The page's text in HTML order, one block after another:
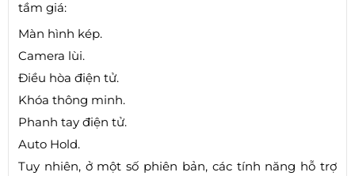
tầm giá:
Màn hình kép.
Camera lùi.
Điều hòa điện tử.
Khóa thông minh.
Phanh tay điện tử.
Auto Hold.
Tuy nhiên, ở một số phiên bản, các tính năng hỗ trợ